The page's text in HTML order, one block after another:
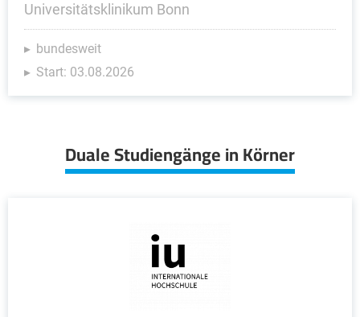
Universitätsklinikum Bonn
bundesweit
Start: 03.08.2026
Duale Studiengänge in Körner